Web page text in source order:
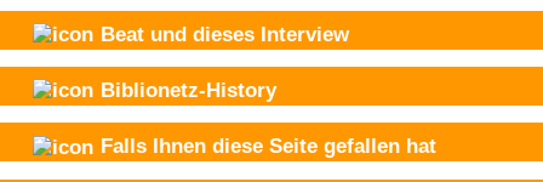
Beat und dieses Interview
Biblionetz-History
Falls Ihnen diese Seite gefallen hat